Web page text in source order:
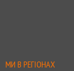
МИ В РЕГІОНАХ